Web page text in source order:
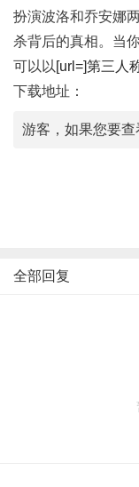
扮演波洛和乔安娜
杀背后的真相。当
可以以 [url=]第三人
下载地址：
游客，如果您要
全部回复